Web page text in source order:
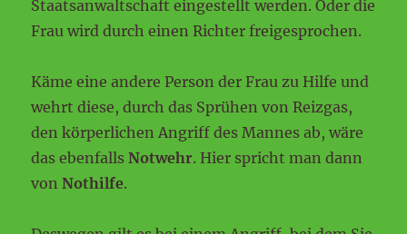
Staatsanwaltschaft eingestellt werden. Oder die
Frau wird durch einen Richter freigesprochen.
Käme eine andere Person der Frau zu Hilfe und
wehrt diese, durch das Sprühen von Reizgas,
den körperlichen Angriff des Mannes ab, wäre
das ebenfallsNotwehr. Hier spricht man dann
vonNothilfe.